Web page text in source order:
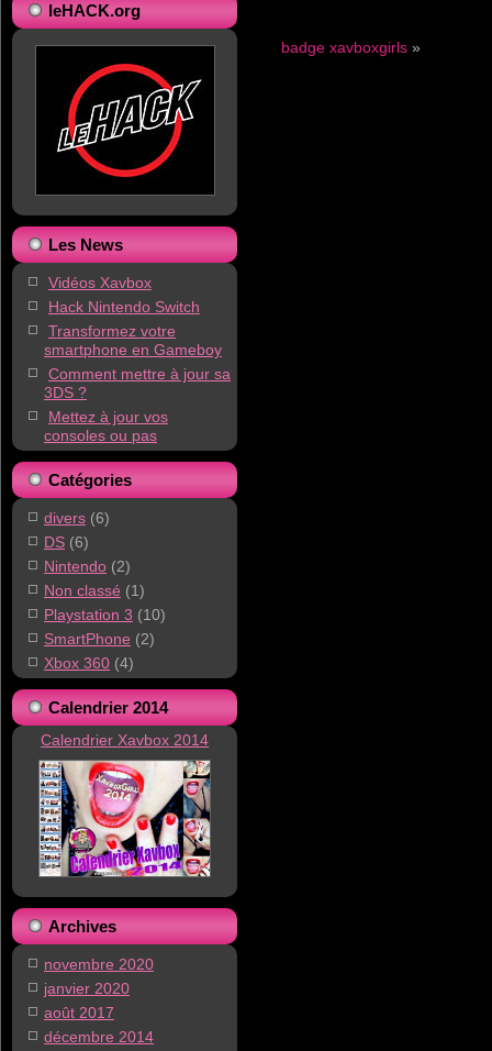
leHACK.org
Les News
Vidéos Xavbox
Hack Nintendo Switch
Transformez votre
smartphone en Gameboy
Comment mettre à jour sa
3DS ?
Mettez à jour vos
consoles ou pas
Catégories
divers (6)
DS (6)
Nintendo (2)
Non classé (1)
Playstation 3 (10)
SmartPhone (2)
Xbox 360 (4)
Calendrier 2014
Calendrier Xavbox 2014
Archives
novembre 2020
janvier 2020
août 2017
décembre 2014
badge xavboxgirls »